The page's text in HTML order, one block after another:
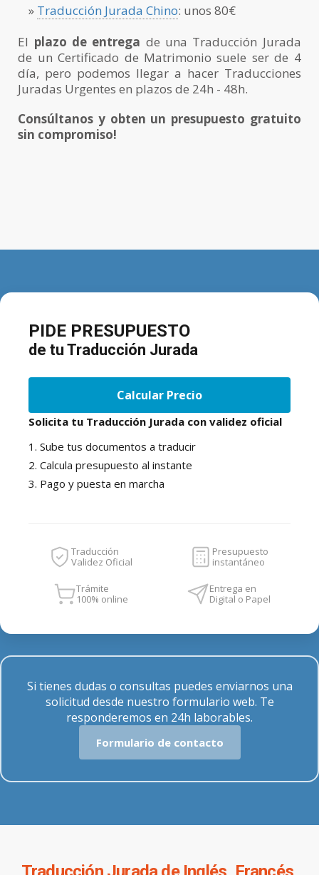
» Traducción Jurada Chino: unos 80€
El plazo de entrega de una Traducción Jurada
de un Certificado de Matrimonio suele ser de 4
día, pero podemos llegar a hacer Traducciones
Juradas Urgentes en plazos de 24h - 48h.
Consúltanos y obten un presupuesto gratuito
sin compromiso!
PIDE PRESUPUESTO
de tu Traducción Jurada
Calcular Precio
Solicita tu Traducción Jurada con validez oficial
1. Sube tus documentos a traducir
2. Calcula presupuesto al instante
3. Pago y puesta en marcha
Traducción
Validez Oficial
Presupuesto
instantáneo
Trámite
100% online
Entrega en
Digital o Papel
Si tienes dudas o consultas puedes enviarnos una
solicitud desde nuestro formulario web. Te
responderemos en 24h laborables.
Formulario de contacto